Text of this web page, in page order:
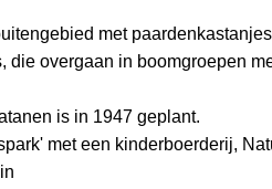
met paardenkastanjes
die overgaan in boomgroepen
is in 1947 geplant.
met een kinderboerderij,